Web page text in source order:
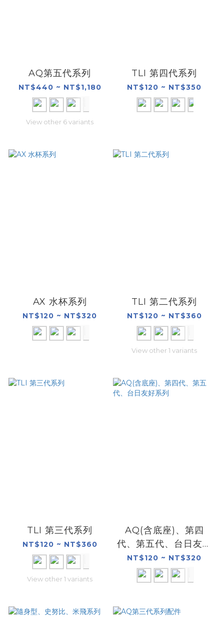
AQ第五代系列
NT$440 ~ NT$1,180
View other 6 variants
TLI 第四代系列
NT$120 ~ NT$350
AX 水杯系列
NT$120 ~ NT$320
TLI 第二代系列
NT$120 ~ NT$360
View other 1 variants
TLI 第三代系列
NT$120 ~ NT$360
View other 1 variants
AQ(含底座)、第四
代、第五代、台日友好
系列
NT$120 ~ NT$320